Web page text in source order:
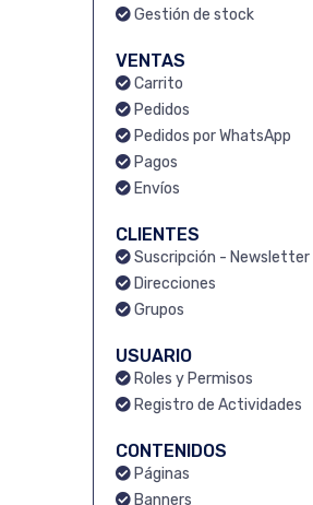
Gestión de stock
VENTAS
Carrito
Pedidos
Pedidos por WhatsApp
Pagos
Envíos
CLIENTES
Suscripción - Newsletter
Direcciones
Grupos
USUARIO
Roles y Permisos
Registro de Actividades
CONTENIDOS
Páginas
Banners